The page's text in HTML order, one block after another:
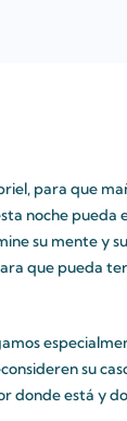
para que
noche
su mente y
que pueda
su
donde está y